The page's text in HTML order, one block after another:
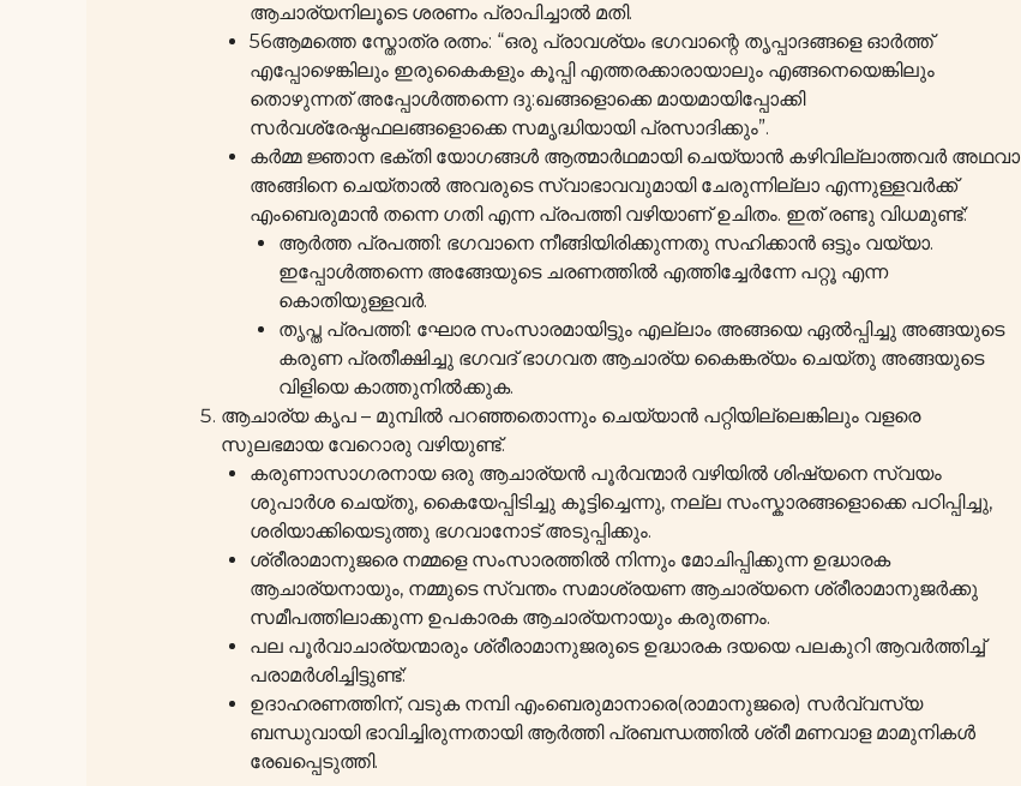
ആചാര്യനിലൂടെ ശരണം പ്രാപിച്ചാൽ മതി.
56ആമത്തെ സ്തോത്ര രത്നം: “ഒരു പ്രാവശ്യം ഭഗവാന്റെ തൃപ്പാദങ്ങളെ ഓർത്ത്
എപ്പോഴെങ്കിലും ഇരുകൈകളും കൂപ്പി എത്തരക്കാരായാലും എങ്ങനെയെങ്കിലും
തൊഴുന്നത് അപ്പോൾത്തന്നെ ദു:ഖങ്ങളൊക്കെ മായമായിപ്പോക്കി
സർവശ്രേഷ്ഠഫലങ്ങളൊക്കെ സമൃദ്ധിയായി പ്രസാദിക്കും”.
കർമ്മ ജ്ഞാന ഭക്തി യോഗങ്ങൾ ആത്മാർഥമായി ചെയ്യാൻ കഴിവില്ലാത്തവർ അഥവാ
അങ്ങിനെ ചെയ്‌താൽ അവരുടെ സ്വാഭാവവുമായി ചേരുന്നില്ലാ എന്നുള്ളവർക്ക്
എംബെരുമാൻ തന്നെ ഗതി എന്ന പ്രപത്തി വഴിയാണ് ഉചിതം. ഇത് രണ്ടു വിധമുണ്ട്:
ആർത്ത പ്രപത്തി: ഭഗവാനെ നീങ്ങിയിരിക്കുന്നതു സഹിക്കാൻ ഒട്ടും വയ്യാ.
ഇപ്പോൾത്തന്നെ അങ്ങേയുടെ ചരണത്തിൽ എത്തിച്ചേർന്നേ പറ്റൂ എന്ന
കൊതിയുള്ളവർ.
തൃപ്ത പ്രപത്തി: ഘോര സംസാരമായിട്ടും എല്ലാം അങ്ങയെ ഏൽപ്പിച്ചു അങ്ങയുടെ
കരുണ പ്രതീക്ഷിച്ചു ഭഗവദ് ഭാഗവത ആചാര്യ കൈങ്കര്യം ചെയ്തു അങ്ങയുടെ
വിളിയെ കാത്തുനിൽക്കുക.
ആചാര്യ കൃപ – മുമ്പിൽ പറഞ്ഞതൊന്നും ചെയ്യാൻ പറ്റിയില്ലെങ്കിലും വളരെ
സുലഭമായ വേറൊരു വഴിയുണ്ട്.
കരുണാസാഗരനായ ഒരു ആചാര്യൻ പൂർവന്മാർ വഴിയിൽ ശിഷ്യനെ സ്വയം
ശുപാർശ ചെയ്തു, കൈയേപ്പിടിച്ചു കൂട്ടിച്ചെന്നു, നല്ല സംസ്കാരങ്ങളൊക്കെ പഠിപ്പിച്ചു,
ശരിയാക്കിയെടുത്തു ഭഗവാനോട് അടുപ്പിക്കും.
ശ്രീരാമാനുജരെ നമ്മളെ സംസാരത്തിൽ നിന്നും മോചിപ്പിക്കുന്ന ഉദ്ധാരക
ആചാര്യനായും, നമ്മുടെ സ്വന്തം സമാശ്രയണ ആചാര്യനെ ശ്രീരാമാനുജർക്കു
സമീപത്തിലാക്കുന്ന ഉപകാരക ആചാര്യനായും കരുതണം.
പല പൂർവാചാര്യന്മാരും ശ്രീരാമാനുജരുടെ ഉദ്ധാരക ദയയെ പലകുറി ആവർത്തിച്ച്
പരാമർശിച്ചിട്ടുണ്ട്:
ഉദാഹരണത്തിന്, വടുക നമ്പി എംബെരുമാനാരെ(രാമാനുജരെ) സർവ്വസ്യ
ബന്ധുവായി ഭാവിച്ചിരുന്നതായി ആർത്തി പ്രബന്ധത്തിൽ ശ്രീ മണവാള മാമുനികൾ
രേഖപ്പെടുത്തി.